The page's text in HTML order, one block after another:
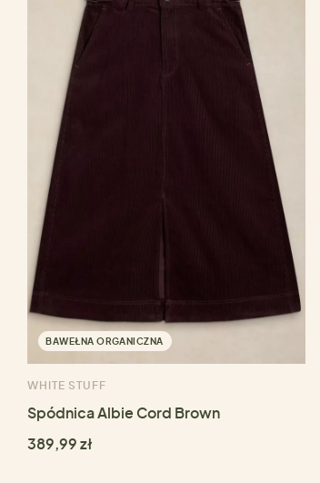
BAWEŁNA ORGANICZNA
WHITE STUFF
Spódnica Albie Cord Brown
389,99 zł